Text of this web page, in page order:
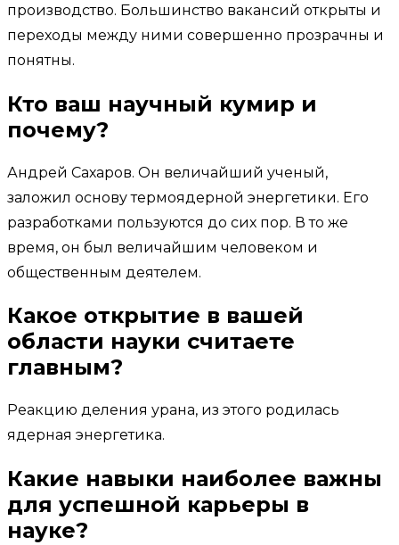
производство. Большинство вакансий открыты и
переходы между ними совершенно прозрачны и
понятны.
Кто ваш научный кумир и
почему?
Андрей Сахаров. Он величайший ученый,
заложил основу термоядерной энергетики. Его
разработками пользуются до сих пор. В то же
время, он был величайшим человеком и
общественным деятелем.
Какое открытие в вашей
области науки считаете
главным?
Реакцию деления урана, из этого родилась
ядерная энергетика.
Какие навыки наиболее важны
для успешной карьеры в
науке?